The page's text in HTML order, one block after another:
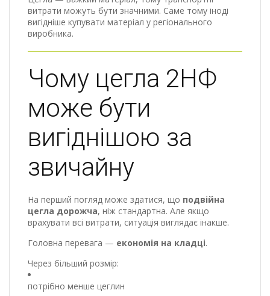
витрати можуть бути значними. Саме тому іноді
вигідніше купувати матеріал у регіонального
виробника.
Чому цегла 2НФ
може бути
вигіднішою за
звичайну
На перший погляд може здатися, що подвійна
цегла дорожча, ніж стандартна. Але якщо
врахувати всі витрати, ситуація виглядає інакше.
Головна перевага — економія на кладці.
Через більший розмір:
потрібно менше цеглин